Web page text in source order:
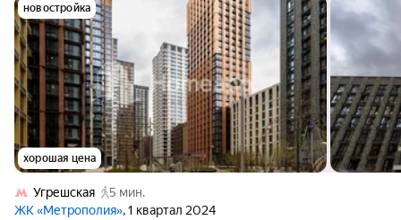
новостройка
хорошая цена
Угрешская
5 мин.
ЖК «Метрополия», 1 квартал 2024